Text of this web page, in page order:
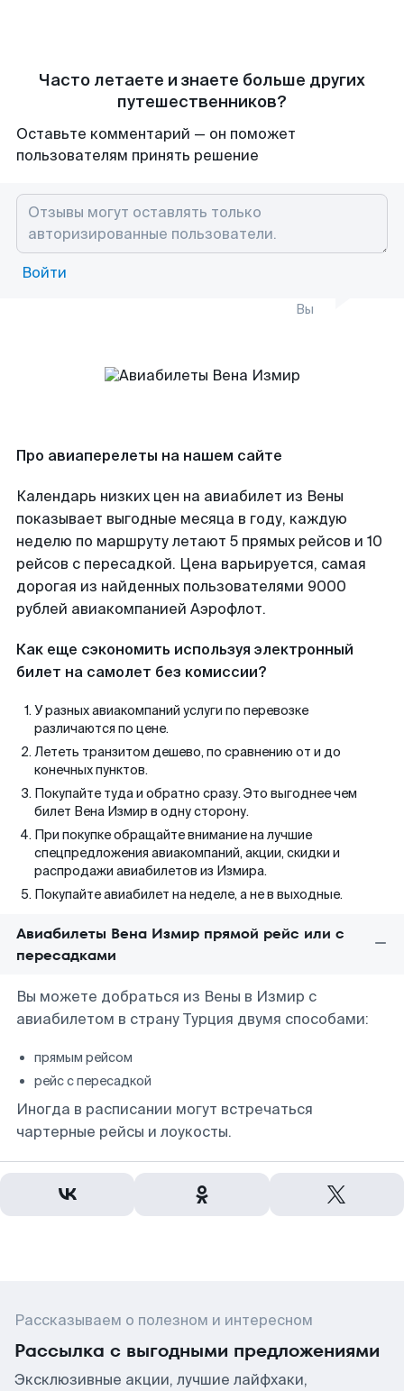
Часто летаете и знаете больше других
путешественников?
Оставьте комментарий — он поможет
пользователям принять решение
Войти
Вы
Про авиаперелеты на нашем сайте
Календарь низких цен на авиабилет из Вены
показывает выгодные месяца в году, каждую
неделю по маршруту летают 5 прямых рейсов и 10
рейсов с пересадкой. Цена варьируется, самая
дорогая из найденных пользователями 9000
рублей авиакомпанией Аэрофлот.
Как еще сэкономить используя электронный
билет на самолет без комиссии?
У разных авиакомпаний услуги по перевозке
различаются по цене.
Лететь транзитом дешево, по сравнению от и до
конечных пунктов.
Покупайте туда и обратно сразу. Это выгоднее чем
билет Вена Измир в одну сторону.
При покупке обращайте внимание на лучшие
спецпредложения авиакомпаний, акции, скидки и
распродажи авиабилетов из Измира.
Покупайте авиабилет на неделе, а не в выходные.
Авиабилеты Вена Измир прямой рейс или с
пересадками
Вы можете добраться из Вены в Измир с
авиабилетом в страну Турция двумя способами:
прямым рейсом
рейс с пересадкой
Иногда в расписании могут встречаться
чартерные рейсы и лоукосты.
Рассказываем о полезном и интересном
Рассылка с выгодными предложениями
Эксклюзивные акции, лучшие лайфхаки,